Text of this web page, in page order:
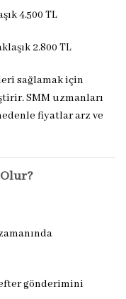
4.500 TL
2.800 TL
sağlamak için
SMM uzmanları
fiyatlar arz ve
gönderimini